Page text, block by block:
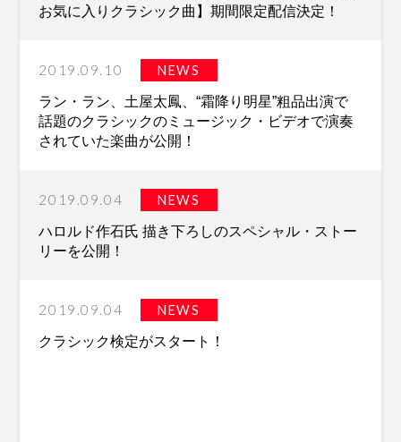
お気に入りクラシック曲】期間限定配信決定！
2019.09.10 NEWS
ラン・ラン、土屋太鳳、“霜降り明星”粗品出演で
話題のクラシックのミュージック・ビデオで演奏
されていた楽曲が公開！
2019.09.04 NEWS
ハロルド作石氏 描き下ろしのスペシャル・ストー
リーを公開！
2019.09.04 NEWS
クラシック検定がスタート！